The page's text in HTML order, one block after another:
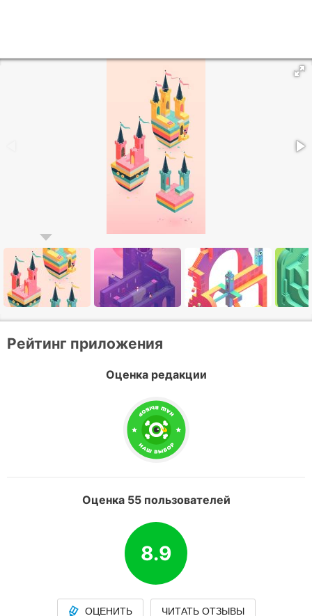
Рейтинг приложения
Оценка редакции
Оценка 55 пользователей
8.9
ОЦЕНИТЬ ЧИТАТЬ ОТЗЫВЫ